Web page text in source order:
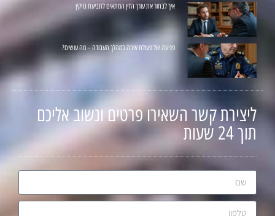
איך לבחור את עורך הדין המתאים לתביעת נזיקין
פגיעה של פעולת איבה במהלך העבודה – מה עושים?
ליצירת קשר השאירו פרטים ונשוב אליכם
תוך 24 שעות